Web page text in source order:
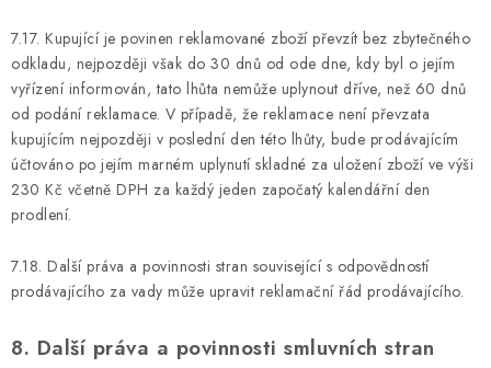
7.17. Kupující je povinen reklamované zboží převzít bez zbytečného
odkladu, nejpozději však do 30 dnů od ode dne, kdy byl o jejím
vyřízení informován, tato lhůta nemůže uplynout dříve, než 60 dnů
od podání reklamace. V případě, že reklamace není převzata
kupujícím nejpozději v poslední den této lhůty, bude prodávajícím
účtováno po jejím marném uplynutí skladné za uložení zboží ve výši
230 Kč včetně DPH za každý jeden započatý kalendářní den
prodlení.
7.18. Další práva a povinnosti stran související s odpovědností
prodávajícího za vady může upravit reklamační řád prodávajícího.
8. Další práva a povinnosti smluvních stran